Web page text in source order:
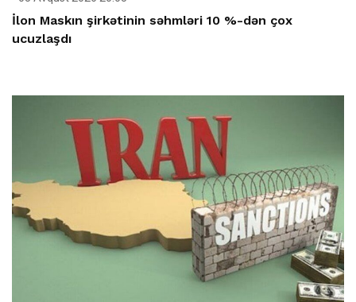
İlon Maskın şirkətinin səhmləri 10 %-dən çox
ucuzlaşdı